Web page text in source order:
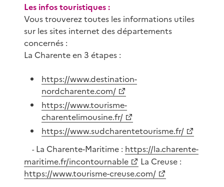
Les infos touristiques :
Vous trouverez toutes les informations utiles
sur les sites internet des départements
concernés :
La Charente en 3 étapes :
https://www.destination-
nordcharente.com/
https://www.tourisme-
charentelimousine.fr/
https://www.sudcharentetourisme.fr/
-La Charente-Maritime : https://la.charente-
maritime.fr/incontournable
La Creuse :
https://www.tourisme-creuse.com/